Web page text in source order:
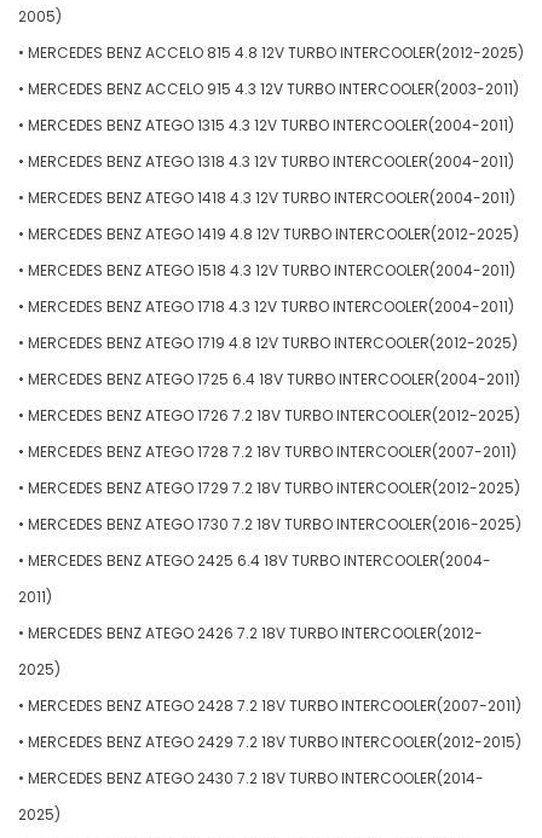
2005)
• MERCEDES BENZ ACCELO 815 4.8 12V TURBO INTERCOOLER(2012-2025)
• MERCEDES BENZ ACCELO 915 4.3 12V TURBO INTERCOOLER(2003-2011)
• MERCEDES BENZ ATEGO 1315 4.3 12V TURBO INTERCOOLER(2004-2011)
• MERCEDES BENZ ATEGO 1318 4.3 12V TURBO INTERCOOLER(2004-2011)
• MERCEDES BENZ ATEGO 1418 4.3 12V TURBO INTERCOOLER(2004-2011)
• MERCEDES BENZ ATEGO 1419 4.8 12V TURBO INTERCOOLER(2012-2025)
• MERCEDES BENZ ATEGO 1518 4.3 12V TURBO INTERCOOLER(2004-2011)
• MERCEDES BENZ ATEGO 1718 4.3 12V TURBO INTERCOOLER(2004-2011)
• MERCEDES BENZ ATEGO 1719 4.8 12V TURBO INTERCOOLER(2012-2025)
• MERCEDES BENZ ATEGO 1725 6.4 18V TURBO INTERCOOLER(2004-2011)
• MERCEDES BENZ ATEGO 1726 7.2 18V TURBO INTERCOOLER(2012-2025)
• MERCEDES BENZ ATEGO 1728 7.2 18V TURBO INTERCOOLER(2007-2011)
• MERCEDES BENZ ATEGO 1729 7.2 18V TURBO INTERCOOLER(2012-2025)
• MERCEDES BENZ ATEGO 1730 7.2 18V TURBO INTERCOOLER(2016-2025)
• MERCEDES BENZ ATEGO 2425 6.4 18V TURBO INTERCOOLER(2004-
2011)
• MERCEDES BENZ ATEGO 2426 7.2 18V TURBO INTERCOOLER(2012-
2025)
• MERCEDES BENZ ATEGO 2428 7.2 18V TURBO INTERCOOLER(2007-2011)
• MERCEDES BENZ ATEGO 2429 7.2 18V TURBO INTERCOOLER(2012-2015)
• MERCEDES BENZ ATEGO 2430 7.2 18V TURBO INTERCOOLER(2014-
2025)